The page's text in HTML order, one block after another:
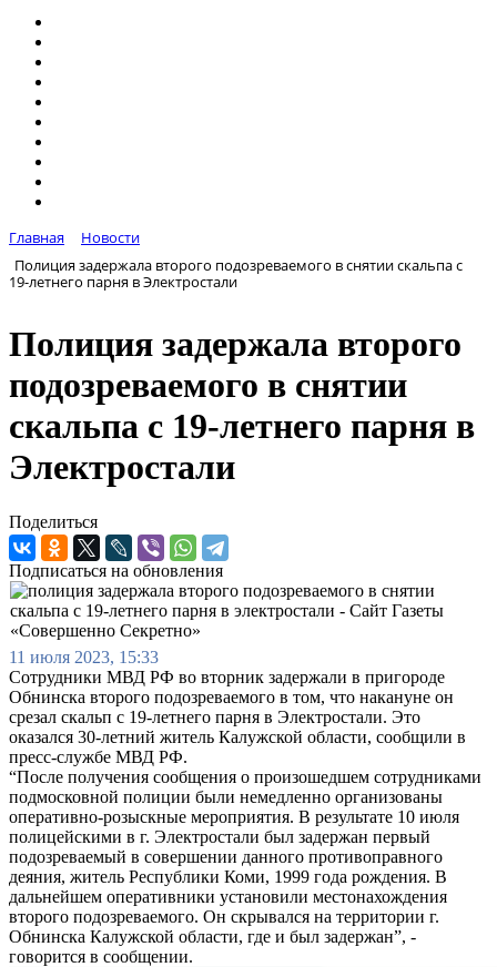
Главная
Новости
Полиция задержала второго подозреваемого в снятии скальпа с
19-летнего парня в Электростали
Полиция задержала второго
подозреваемого в снятии
скальпа с 19-летнего парня в
Электростали
Поделиться
Подписаться на обновления
11 июля 2023, 15:33
Сотрудники МВД РФ во вторник задержали в пригороде
Обнинска второго подозреваемого в том, что накануне он
срезал скальп с 19-летнего парня в Электростали. Это
оказался 30-летний житель Калужской области, сообщили в
пресс-службе МВД РФ.
“После получения сообщения о произошедшем сотрудниками
подмосковной полиции были немедленно организованы
оперативно-розыскные мероприятия. В результате 10 июля
полицейскими в г. Электростали был задержан первый
подозреваемый в совершении данного противоправного
деяния, житель Республики Коми, 1999 года рождения. В
дальнейшем оперативники установили местонахождения
второго подозреваемого. Он скрывался на территории г.
Обнинска Калужской области, где и был задержан”, -
говорится в сообщении.